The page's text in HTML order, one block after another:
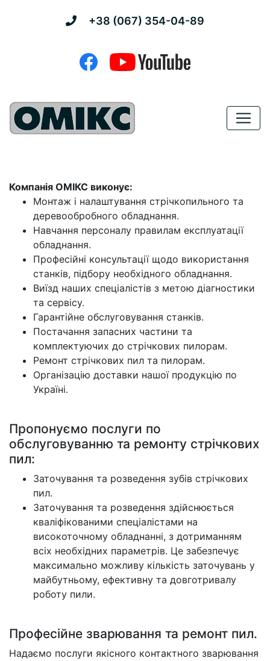
+38 (067) 354-04-89
Компанія ОМІКС виконує:
Монтаж і налаштування стрічкопильного та
деревообробного обладнання.
Навчання персоналу правилам експлуатації
обладнання.
Професійні консультації щодо використання
станків, підбору необхідного обладнання.
Виїзд наших спеціалістів з метою діагностики
та сервісу.
Гарантійне обслуговування станків.
Постачання запасних частини та
комплектуючих до стрічкових пилорам.
Ремонт стрічкових пил та пилорам.
Організацію доставки нашої продукцію по
Україні.
Пропонуємо послуги по
обслуговуванню та ремонту стрічкових
пил:
Заточування та розведення зубів стрічкових
пил.
Заточування та розведення здійснюється
кваліфікованими спеціалістами на
високоточному обладнанні, з дотриманням
всіх необхідних параметрів. Це забезпечує
максимально можливу кількість заточувань у
майбутньому, ефективну та довготривалу
роботу пили.
Професійне зварювання та ремонт пил.
Надаємо послуги якісного контактного зварювання